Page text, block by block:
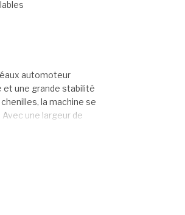
automoteur
et une grande stabilité
la machine se
une largeur de